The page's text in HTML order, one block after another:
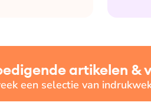
artikelen &
een selectie van